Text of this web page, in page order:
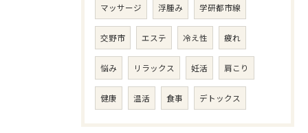
マッサージ 浮腫み 学研都市線
交野市 エステ 冷え性 疲れ
悩み リラックス 妊活 肩こり
健康 温活 食事 デトックス